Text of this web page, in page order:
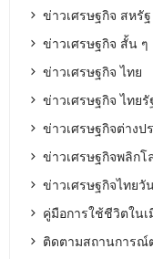
ข่าวเศรษฐกิจ สหรัฐ
ข่าวเศรษฐกิจ สั้น ๆ
ข่าวเศรษฐกิจ ไทย
ข่าวเศรษฐกิจ ไทยรั
ข่าวเศรษฐกิจต่างป
ข่าวเศรษฐกิจพลิกโ
ข่าวเศรษฐกิจไทยวั
คู่มือการใช้ชีวิตในเ
ติดตามสถานการณ์